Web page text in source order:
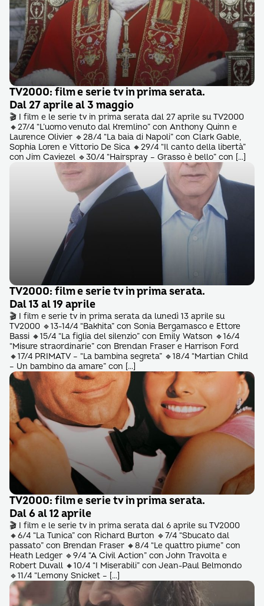
TV2000: film e serie tv in prima serata.
Dal 27 aprile al 3 maggio
🎬 I film e le serie tv in prima serata dal 27 aprile su TV2000
🔸27/4 “L’uomo venuto dal Kremlino” con Anthony Quinn e
Laurence Olivier 🔹28/4 “La baia di Napoli” con Clark Gable,
Sophia Loren e Vittorio De Sica 🔸29/4 “Il canto della libertà”
con Jim Caviezel 🔹30/4 “Hairspray – Grasso è bello” con […]
TV2000: film e serie tv in prima serata.
Dal 13 al 19 aprile
🎬 I film e serie tv in prima serata da lunedì 13 aprile su
TV2000 🔹13-14/4 “Bakhita” con Sonia Bergamasco e Ettore
Bassi 🔸15/4 “La figlia del silenzio” con Emily Watson 🔹16/4
“Misure straordinarie” con Brendan Fraser e Harrison Ford
🔸17/4 PRIMATV – “La bambina segreta” 🔹18/4 “Martian Child
– Un bambino da amare” con […]
TV2000: film e serie tv in prima serata.
Dal 6 al 12 aprile
🎬 I film e le serie tv in prima serata dal 6 aprile su TV2000
🔸6/4 “La Tunica” con Richard Burton 🔹7/4 “Sbucato dal
passato” con Brendan Fraser 🔸8/4 “Le quattro piume” con
Heath Ledger 🔹9/4 “A Civil Action” con John Travolta e
Robert Duvall 🔸10/4 “I Miserabili” con Jean-Paul Belmondo
🔹11/4 “Lemony Snicket – […]